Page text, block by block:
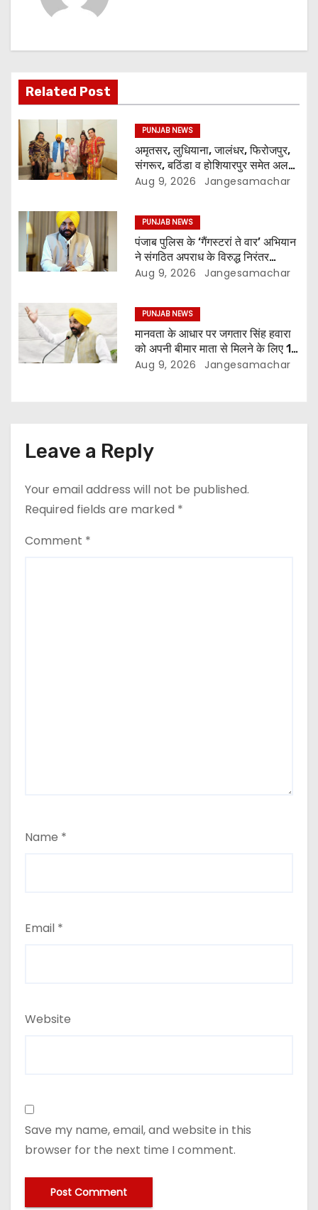
Related Post
PUNJAB NEWS
अमृतसर, लुधियाना, जालंधर, फिरोजपुर,
संगरूर, बठिंडा व होशियारपुर समेत अलग-
अलग स्थानों पर ये शो होगा- भगवंत सिंह
Aug 9, 2026 Jangesamachar
PUNJAB NEWS
पंजाब पुलिस के ‘गैंगस्टरां ते वार’ अभियान
ने संगठित अपराध के विरुद्ध निरंतर
कार्रवाई के 200 दिन पूरे किए ; 1.09
Aug 9, 2026 Jangesamachar
PUNJAB NEWS
मानवता के आधार पर जगतार सिंह हवारा
को अपनी बीमार माता से मिलने के लिए 10
दिन की पैरोल दी जानी चाहिए- मुख्यमंत्री
Aug 9, 2026 Jangesamachar
Leave a Reply
Your email address will not be published.
Required fields are marked *
Comment *
Name *
Email *
Website
Save my name, email, and website in this
browser for the next time I comment.